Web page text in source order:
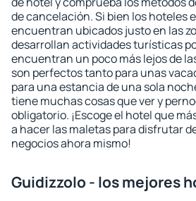
de cancelación. Si bien los hoteles
encuentran ubicados justo en las
desarrollan actividades turísticas
encuentran un poco más lejos de
son perfectos tanto para unas
para una estancia de una sola
tiene muchas cosas que ver y
obligatorio. ¡Escoge el hotel que
a hacer las maletas para disfrutar
negocios ahora mismo!
Guidizzolo - los mejores